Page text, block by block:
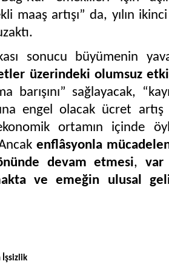
maaş artışı” da, yılın
sonucu büyümenin
üzerindeki olumsuz
barışını” sağlayacak,
engel olacak ücret
ortamın içinde
enflâsyonla
devam etmesi, var
ve emeğin ulusal
İşsizlik